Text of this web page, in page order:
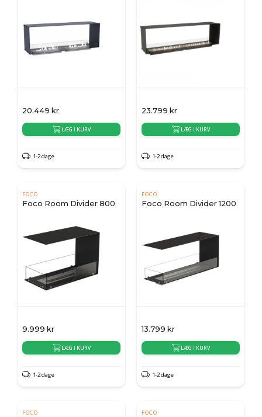
20.449 kr
LÆG I KURV
1-2 dage
23.799 kr
LÆG I KURV
1-2 dage
FOCO
Foco Room Divider 800
9.999 kr
LÆG I KURV
1-2 dage
FOCO
Foco Room Divider 1200
13.799 kr
LÆG I KURV
1-2 dage
FOCO FOCO